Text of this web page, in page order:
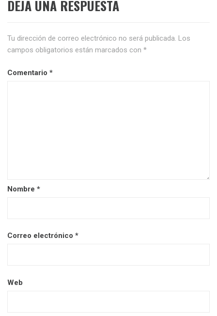
DEJA UNA RESPUESTA
Tu dirección de correo electrónico no será publicada. Los
campos obligatorios están marcados con *
Comentario *
Nombre *
Correo electrónico *
Web